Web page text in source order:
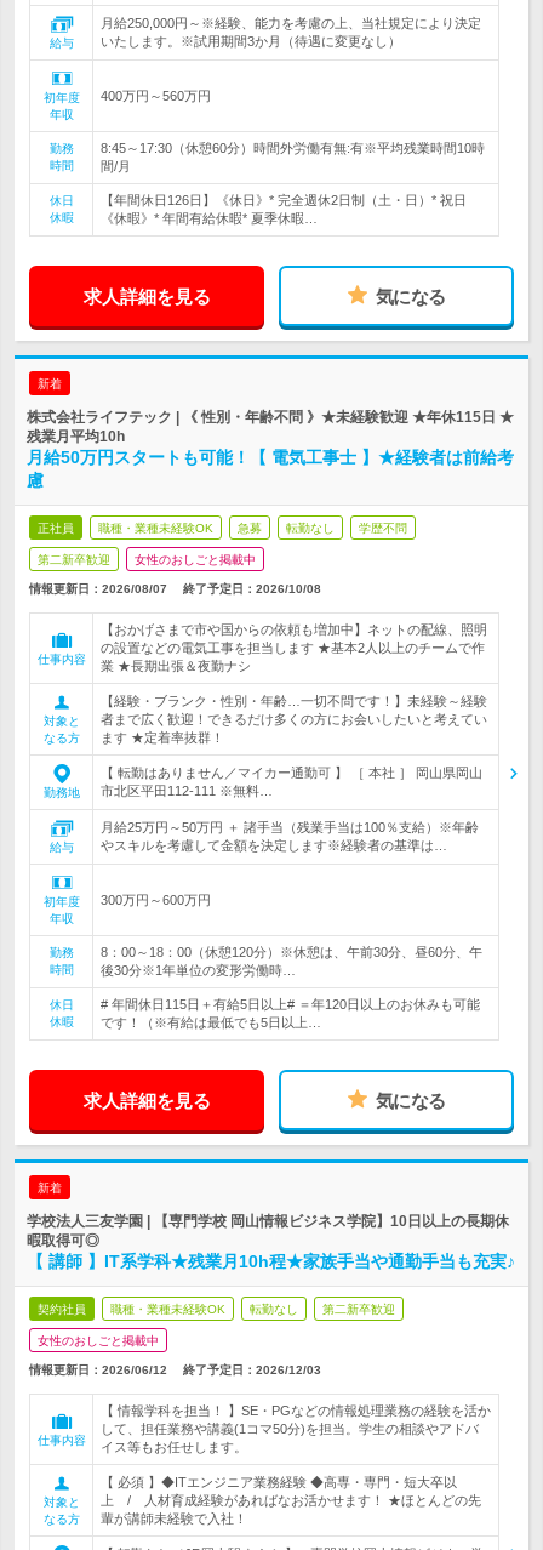
給与
月給250,000円～※経験、能力を考慮の上、当社規定により決定
いたします。※試用期間3か月（待遇に変更なし）
初年度
年収
400万円～560万円
勤務
時間
8:45～17:30（休憩60分）時間外労働有無:有※平均残業時間10時
間/月
休日
休暇
【年間休日126日】《休日》* 完全週休2日制（土・日）* 祝日
《休暇》* 年間有給休暇* 夏季休暇…
求人詳細を見る 気になる
新着
株式会社ライフテック | 《 性別・年齢不問 》★未経験歓迎 ★年休115日 ★
残業月平均10h
月給50万円スタートも可能！【 電気工事士 】★経験者は前給考
慮
正社員 職種・業種未経験OK 急募 転勤なし 学歴不問
第二新卒歓迎 女性のおしごと掲載中
情報更新日：2026/08/07 終了予定日： 2026/10/08
仕事内容
【おかげさまで市や国からの依頼も増加中】ネットの配線、照明
の設置などの電気工事を担当します ★基本2人以上のチームで作
業 ★長期出張＆夜勤ナシ
対象と
なる方
【経験・ブランク・性別・年齢…一切不問です！】未経験～経験
者まで広く歓迎！できるだけ多くの方にお会いしたいと考えてい
ます ★定着率抜群！
勤務地
【 転勤はありません／マイカー通勤可 】 ［ 本社 ］ 岡山県岡山
市北区平田112-111 ※無料…
給与
月給25万円～50万円 ＋ 諸手当（残業手当は100％支給）※年齢
やスキルを考慮して金額を決定します※経験者の基準は…
初年度
年収
300万円～600万円
勤務
時間
8：00～18：00（休憩120分）※休憩は、午前30分、昼60分、午
後30分※1年単位の変形労働時…
休日
休暇
# 年間休日115日＋有給5日以上# ＝年120日以上のお休みも可能
です！（※有給は最低でも5日以上…
求人詳細を見る 気になる
新着
学校法人三友学園 | 【専門学校 岡山情報ビジネス学院】10日以上の長期休
暇取得可◎
【 講師 】IT系学科★残業月10h程★家族手当や通勤手当も充実♪
契約社員 職種・業種未経験OK 転勤なし 第二新卒歓迎
女性のおしごと掲載中
情報更新日：2026/06/12 終了予定日： 2026/12/03
仕事内容
【 情報学科を担当！ 】SE・PGなどの情報処理業務の経験を活か
して、担任業務や講義(1コマ50分)を担当。学生の相談やアドバ
イス等もお任せします。
対象と
なる方
【 必須 】◆ITエンジニア業務経験 ◆高専・専門・短大卒以
上 / 人材育成経験があればなお活かせます！ ★ほとんどの先
輩が講師未経験で入社！